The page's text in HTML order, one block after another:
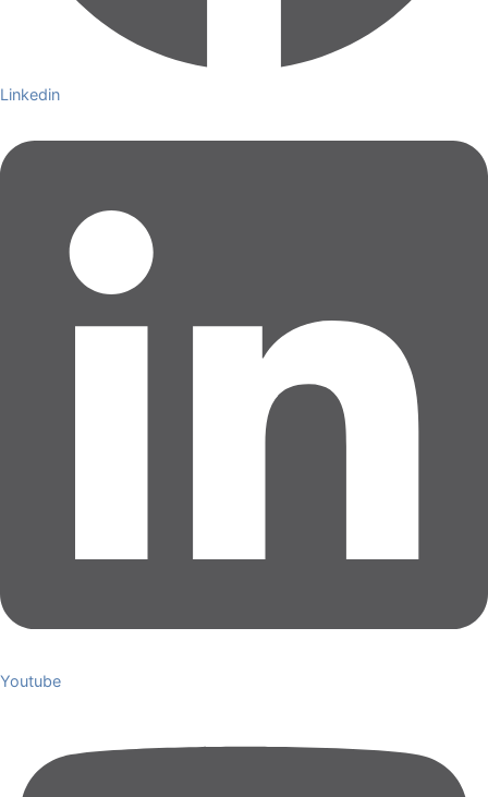
Linkedin
Youtube